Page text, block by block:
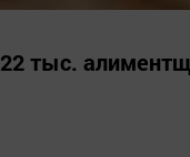
тыс.